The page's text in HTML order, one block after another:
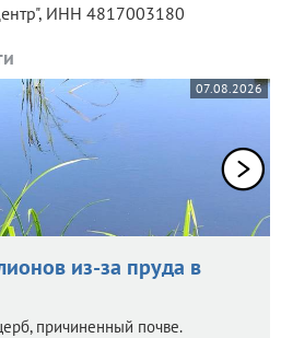
ИНН 4817003180
07.08.2026
из-за пруда в
причиненный почве.